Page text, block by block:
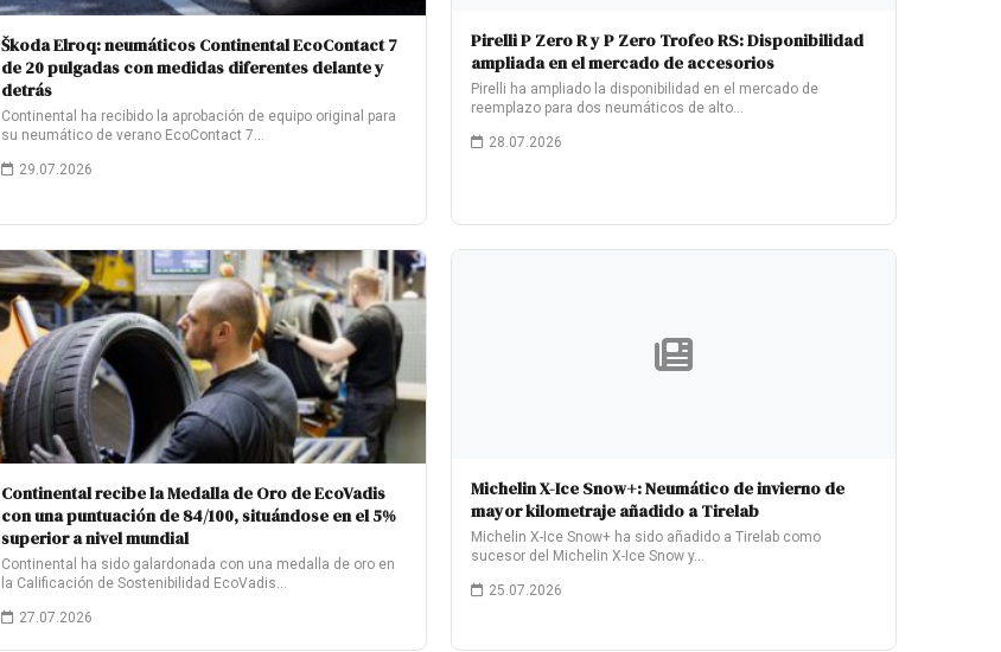
Škoda Elroq: neumáticos Continental EcoContact 7
de 20 pulgadas con medidas diferentes delante y
detrás
Continental ha recibido la aprobación de equipo original para
su neumático de verano EcoContact 7…
29.07.2026
Pirelli P Zero R y P Zero Trofeo RS: Disponibilidad
ampliada en el mercado de accesorios
Pirelli ha ampliado la disponibilidad en el mercado de
reemplazo para dos neumáticos de alto…
28.07.2026
Continental recibe la Medalla de Oro de EcoVadis
con una puntuación de 84/100, situándose en el 5%
superior a nivel mundial
Continental ha sido galardonada con una medalla de oro en
la Calificación de Sostenibilidad EcoVadis…
27.07.2026
Michelin X-Ice Snow+: Neumático de invierno de
mayor kilometraje añadido a Tirelab
Michelin X-Ice Snow+ ha sido añadido a Tirelab como
sucesor del Michelin X-Ice Snow y…
25.07.2026